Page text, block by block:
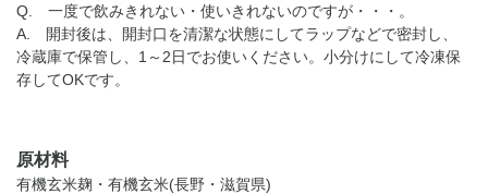
Q. 一度で飲みきれない・使いきれないのですが・・・。
A. 開封後は、開封口を清潔な状態にしてラップなどで密封し、
冷蔵庫で保管し、1～2日でお使いください。小分けにして冷凍保
存してOKです。
原材料
有機玄米麹・有機玄米(長野・滋賀県)